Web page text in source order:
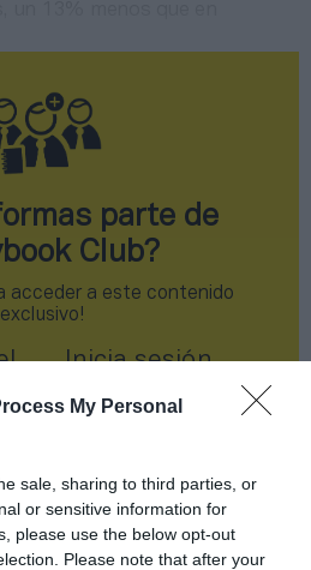
My Personal
sale, sharing to third parties, or
or sensitive information for
please use the below opt-out
Please note that after your
parte de
Club?
acceder a este contenido
exclusivo!
Inicia sesión
Imprimir